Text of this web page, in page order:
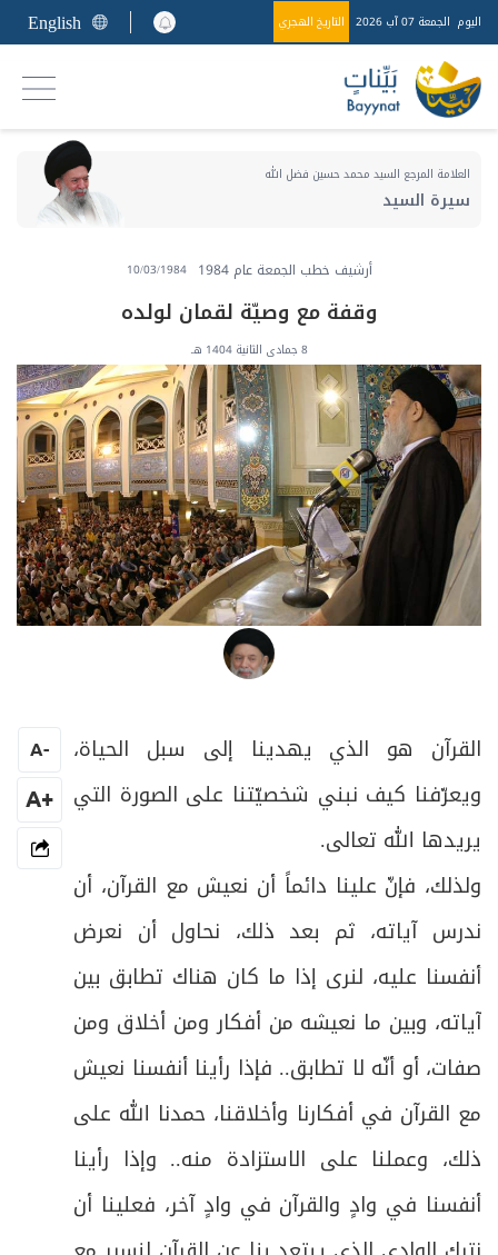
اليوم الجمعة 07 آب 2026 التاريخ الهجري English
العلامة المرجع السيد محمد حسين فضل الله
سيرة السيد
أرشيف خطب الجمعة عام 1984 10/03/1984
وقفة مع وصيّة لقمان لولده
8 جمادى الثانية 1404 هـ
القرآن هو الذي يهدينا إلى سبل الحياة،
ويعرّفنا كيف نبني شخصيّتنا على الصورة التي
يريدها الله تعالى.
ولذلك، فإنّ علينا دائماً أن نعيش مع القرآن، أن
ندرس آياته، ثم بعد ذلك، نحاول أن نعرض
أنفسنا عليه، لنرى إذا ما كان هناك تطابق بين
آياته، وبين ما نعيشه من أفكار ومن أخلاق ومن
صفات، أو أنّه لا تطابق.. فإذا رأينا أنفسنا نعيش
مع القرآن في أفكارنا وأخلاقنا، حمدنا الله على
ذلك، وعملنا على الاستزادة منه.. وإذا رأينا
أنفسنا في وادٍ والقرآن في وادٍ آخر، فعلينا أن
-
A
+A